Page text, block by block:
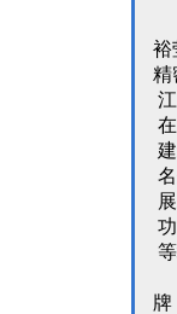
裕
精
牌